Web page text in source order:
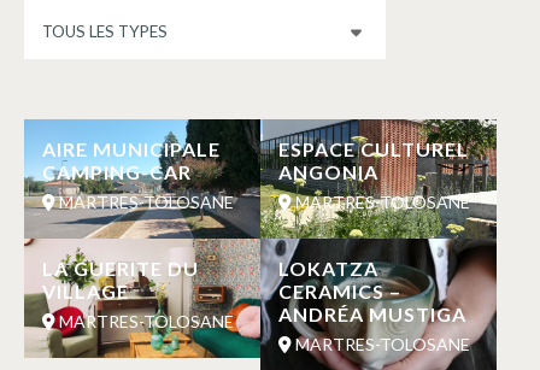
AIRE MUNICIPALE
CAMPING-CAR
MARTRES-TOLOSANE
ESPACE CULTUREL
ANGONIA
MARTRES-TOLOSANE
LA GUERITE DU
VILLAGE
MARTRES-TOLOSANE
LOKATZA
CERAMICS –
ANDRÉA MUSTIGA
MARTRES-TOLOSANE